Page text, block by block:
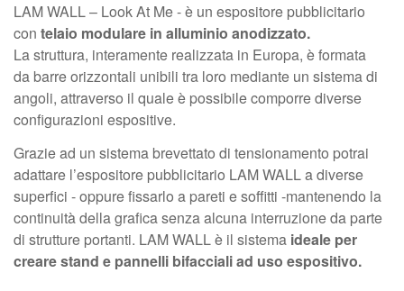
LAM WALL – Look At Me - è un espositore pubblicitario
con telaio modulare in alluminio anodizzato.
La struttura, interamente realizzata in Europa, è formata
da barre orizzontali unibili tra loro mediante un sistema di
angoli, attraverso il quale è possibile comporre diverse
configurazioni espositive.
Grazie ad un sistema brevettato di tensionamento potrai
adattare l’espositore pubblicitario LAM WALL a diverse
superfici - oppure fissarlo a pareti e soffitti -mantenendo la
continuità della grafica senza alcuna interruzione da parte
di strutture portanti. LAM WALL è il sistema ideale per
creare stand e pannelli bifacciali ad uso espositivo.